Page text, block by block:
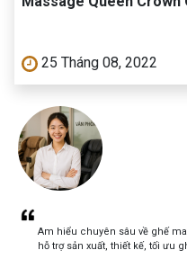
25 Tháng 08, 2022
Am hiểu chuyên sâu về ghế
hỗ trợ sản xuất, thiết kế, tối ưu